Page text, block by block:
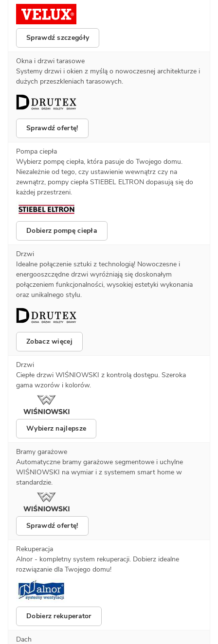
Sprawdź szczegóły
Okna i drzwi tarasowe
Systemy drzwi i okien z myślą o nowoczesnej architekturze i
dużych przeszkleniach tarasowych.
Sprawdź ofertę!
Pompa ciepła
Wybierz pompę ciepła, która pasuje do Twojego domu.
Niezależnie od tego, czy ustawienie wewnątrz czy na
zewnątrz, pompy ciepła STIEBEL ELTRON dopasują się do
każdej przestrzeni.
Dobierz pompę ciepła
Drzwi
Idealne połączenie sztuki z technologią! Nowoczesne i
energooszczędne drzwi wyróżniają się doskonałym
połączeniem funkcjonalności, wysokiej estetyki wykonania
oraz unikalnego stylu.
Zobacz więcej
Drzwi
Ciepłe drzwi WIŚNIOWSKI z kontrolą dostępu. Szeroka
gama wzorów i kolorów.
Wybierz najlepsze
Bramy garażowe
Automatyczne bramy garażowe segmentowe i uchylne
WIŚNIOWSKI na wymiar i z systemem smart home w
standardzie.
Sprawdź ofertę!
Rekuperacja
Alnor - kompletny system rekuperacji. Dobierz idealne
rozwiązanie dla Twojego domu!
Dobierz rekuperator
Dach